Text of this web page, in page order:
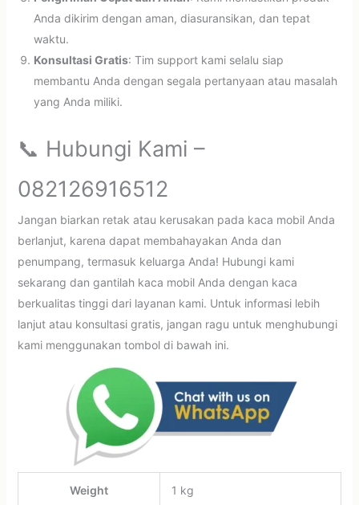
Anda dikirim dengan aman, diasuransikan, dan tepat
waktu.
Konsultasi Gratis: Tim support kami selalu siap
membantu Anda dengan segala pertanyaan atau masalah
yang Anda miliki.
📞 Hubungi Kami –
082126916512
Jangan biarkan retak atau kerusakan pada kaca mobil Anda
berlanjut, karena dapat membahayakan Anda dan
penumpang, termasuk keluarga Anda! Hubungi kami
sekarang dan gantilah kaca mobil Anda dengan kaca
berkualitas tinggi dari layanan kami. Untuk informasi lebih
lanjut atau konsultasi gratis, jangan ragu untuk menghubungi
kami menggunakan tombol di bawah ini.
Weight 1 kg